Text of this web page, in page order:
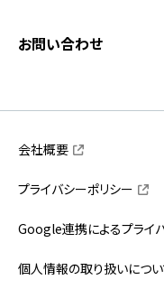
お問い合わせ
会社概要
プライバシーポリシー
Google連携によるプライ
個人情報の取り扱いにつ